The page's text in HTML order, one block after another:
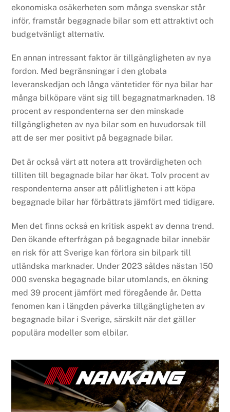
ekonomiska osäkerheten som många svenskar står
inför, framstår begagnade bilar som ett attraktivt och
budgetvänligt alternativ.
En annan intressant faktor är tillgängligheten av nya
fordon. Med begränsningar i den globala
leveranskedjan och långa väntetider för nya bilar har
många bilköpare vänt sig till begagnatmarknaden. 18
procent av respondenterna ser den minskade
tillgängligheten av nya bilar som en huvudorsak till
att de ser mer positivt på begagnade bilar.
Det är också värt att notera att trovärdigheten och
tilliten till begagnade bilar har ökat. Tolv procent av
respondenterna anser att pålitligheten i att köpa
begagnade bilar har förbättrats jämfört med tidigare.
Men det finns också en kritisk aspekt av denna trend.
Den ökande efterfrågan på begagnade bilar innebär
en risk för att Sverige kan förlora sin bilpark till
utländska marknader. Under 2023 såldes nästan 150
000 svenska begagnade bilar utomlands, en ökning
med 39 procent jämfört med föregående år. Detta
fenomen kan i längden påverka tillgängligheten av
begagnade bilar i Sverige, särskilt när det gäller
populära modeller som elbilar.